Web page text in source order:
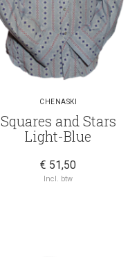
CHENASKI
Squares and Stars
Light-Blue
€ 51,50
Incl. btw